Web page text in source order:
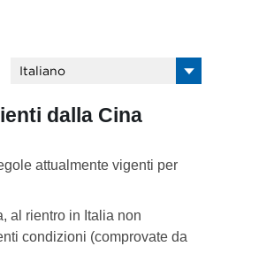
Italiano
dalla Cina
attualmente vigenti per
al rientro in Italia non
condizioni (comprovate da